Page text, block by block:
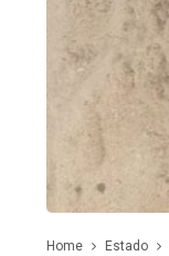
Home Estado